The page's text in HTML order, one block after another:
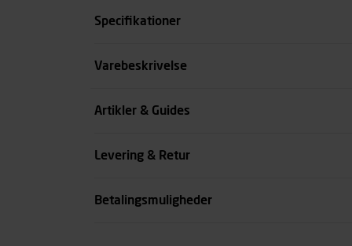
Specifikationer
Overflade
Varebeskrivelse
Artikler & Guides
Levering & Retur
Betalingsmuligheder